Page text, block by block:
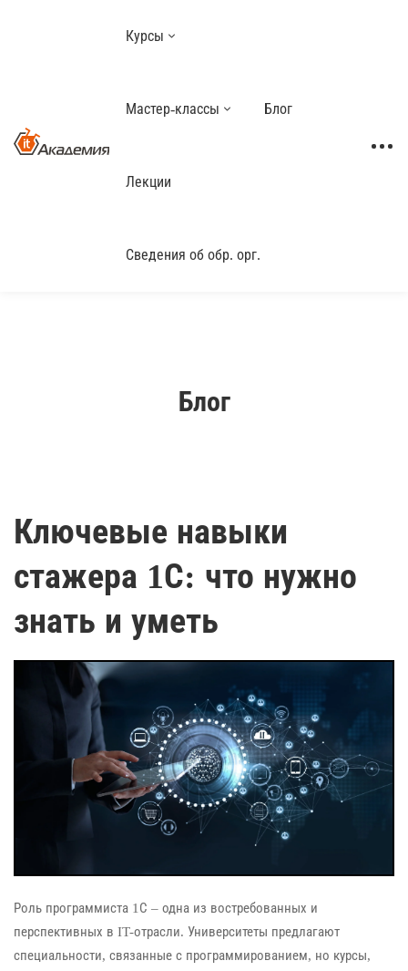
Курсы
Мастер-классы Блог
Лекции
Сведения об обр. орг.
Блог
Ключевые навыки
стажера 1С: что нужно
знать и уметь
Роль программиста 1С – одна из востребованных и
перспективных в IT-отрасли. Университеты предлагают
специальности, связанные с программированием, но курсы,